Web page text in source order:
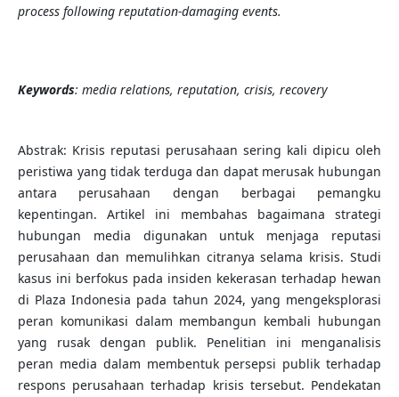
process following reputation-damaging events.
Keywords: media relations, reputation, crisis, recovery
Abstrak: Krisis reputasi perusahaan sering kali dipicu oleh
peristiwa yang tidak terduga dan dapat merusak hubungan
antara perusahaan dengan berbagai pemangku
kepentingan. Artikel ini membahas bagaimana strategi
hubungan media digunakan untuk menjaga reputasi
perusahaan dan memulihkan citranya selama krisis. Studi
kasus ini berfokus pada insiden kekerasan terhadap hewan
di Plaza Indonesia pada tahun 2024, yang mengeksplorasi
peran komunikasi dalam membangun kembali hubungan
yang rusak dengan publik. Penelitian ini menganalisis
peran media dalam membentuk persepsi publik terhadap
respons perusahaan terhadap krisis tersebut. Pendekatan